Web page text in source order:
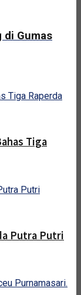
di Gumas
Tiga
Putra Putri